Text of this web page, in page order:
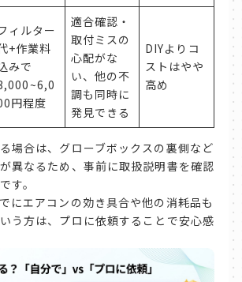
ィルター
+作業料
みで
円程度
適合確認・
取付ミスの
心配がな
い、他の不
調も同時に
発見できる
DIYよりコ
ストはやや
高め
場合は、グローブボックスの裏側など
異なるため、事前に取扱説明書を確認
す。
にエアコンの効き具合や他の消耗品も
う方は、プロに依頼することで安心感